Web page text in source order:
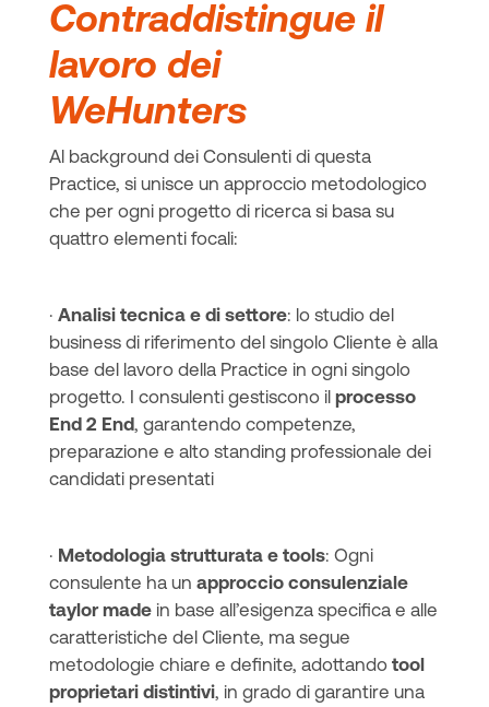
Contraddistingue il
lavoro dei
WeHunters
Al background dei Consulenti di questa
Practice, si unisce un approccio metodologico
che per ogni progetto di ricerca si basa su
quattro elementi focali:
· Analisi tecnica e di settore: lo studio del
business di riferimento del singolo Cliente è alla
base del lavoro della Practice in ogni singolo
progetto. I consulenti gestiscono il processo
End 2 End, garantendo competenze,
preparazione e alto standing professionale dei
candidati presentati
· Metodologia strutturata e tools: Ogni
consulente ha un approccio consulenziale
taylor madein base all’esigenza specifica e alle
caratteristiche del Cliente, ma segue
metodologie chiare e definite, adottando tool
proprietari distintivi, in grado di garantire una